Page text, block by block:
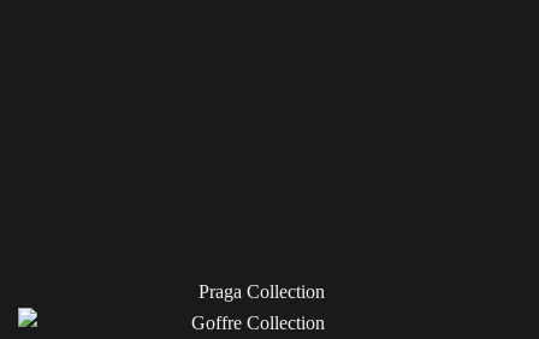
Praga Collection